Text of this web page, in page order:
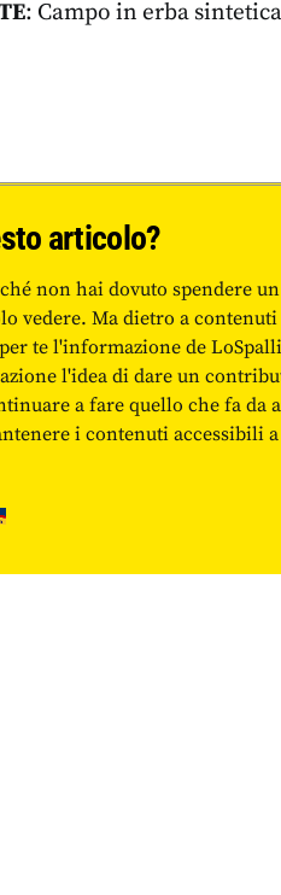
: Campo in erba
articolo?
non hai dovuto spendere
vedere. Ma dietro a
te l'informazione de
l'idea di dare un
a fare quello che fa
i contenuti accessibili